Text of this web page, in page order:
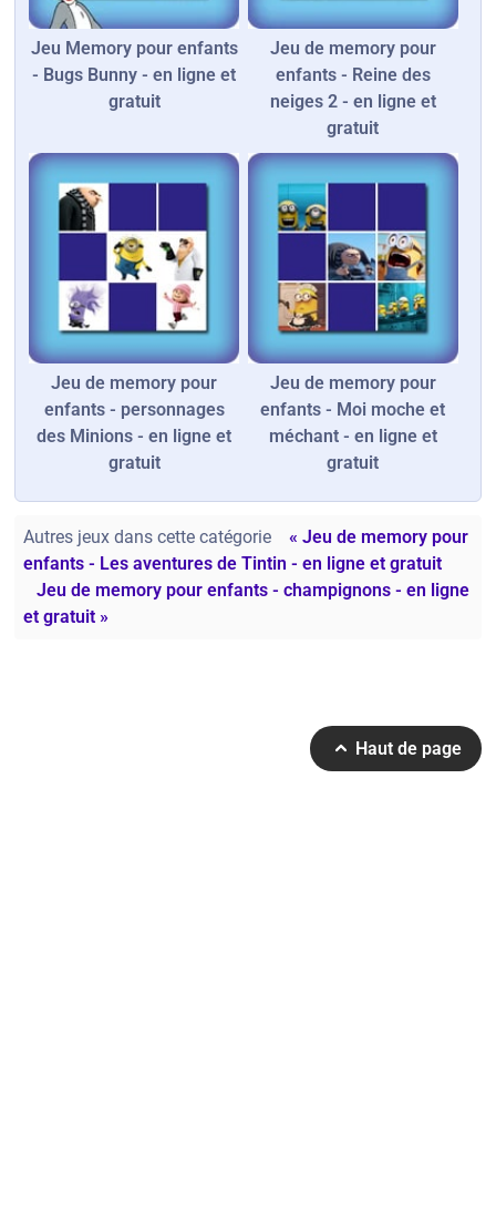
Jeu Memory pour enfants
- Bugs Bunny - en ligne et
gratuit
Jeu de memory pour
enfants - Reine des
neiges 2 - en ligne et
gratuit
Jeu de memory pour
enfants - personnages
des Minions - en ligne et
gratuit
Jeu de memory pour
enfants - Moi moche et
méchant - en ligne et
gratuit
Autres jeux dans cette catégorie
« Jeu de memory pour
enfants - Les aventures de Tintin - en ligne et gratuit
Jeu de memory pour enfants - champignons - en ligne
et gratuit »
Haut de page